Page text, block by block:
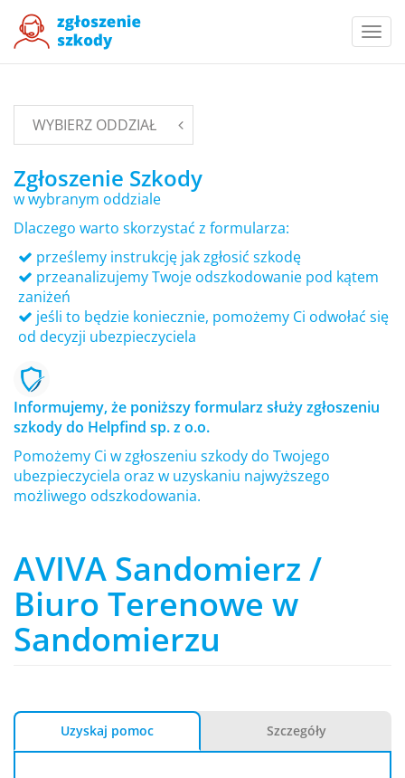
WYBIERZ ODDZIAŁ
Zgłoszenie Szkody
w wybranym oddziale
Dlaczego warto skorzystać z formularza:
prześlemy instrukcję jak zgłosić szkodę
przeanalizujemy Twoje odszkodowanie pod kątem
zaniżeń
jeśli to będzie koniecznie, pomożemy Ci odwołać się
od decyzji ubezpieczyciela
Informujemy, że poniższy formularz służy zgłoszeniu
szkody do Helpfind sp. z o.o.
Pomożemy Ci w zgłoszeniu szkody do Twojego
ubezpieczyciela oraz w uzyskaniu najwyższego
możliwego odszkodowania.
AVIVA Sandomierz /
Biuro Terenowe w
Sandomierzu
Uzyskaj pomoc Szczegóły